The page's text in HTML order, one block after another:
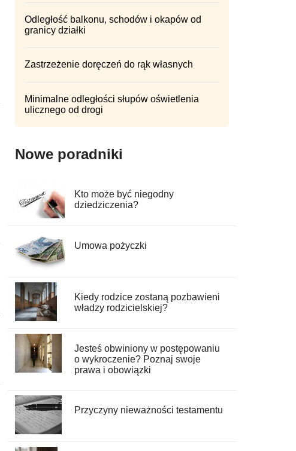
Odległość balkonu, schodów i okapów od
granicy działki
Zastrzeżenie doręczeń do rąk własnych
Minimalne odległości słupów oświetlenia
ulicznego od drogi
Nowe poradniki
Kto może być niegodny
dziedziczenia?
Umowa pożyczki
Kiedy rodzice zostaną pozbawieni
władzy rodzicielskiej?
Jesteś obwiniony w postępowaniu
o wykroczenie? Poznaj swoje
prawa i obowiązki
Przyczyny nieważności testamentu